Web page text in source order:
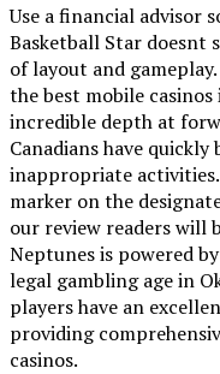
Use a financial advisor
Basketball Star doesnt
of layout and
the best mobile casinos
incredible depth at
Canadians have
inappropriate
marker on the
our review readers will
Neptunes is powered
legal gambling age in
players have an
providing
casinos.